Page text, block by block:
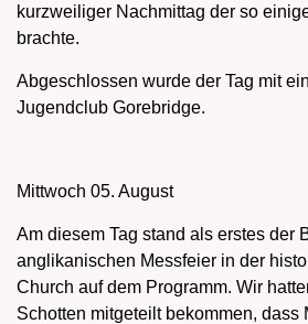
kurzweiliger Nachmittag der so
brachte.
Abgeschlossen wurde der Tag mit
Jugendclub Gorebridge.
Mittwoch 05. August
Am diesem Tag stand als erstes der
anglikanischen Messfeier in der
Church auf dem Programm. Wir
Schotten mitgeteilt bekommen, dass